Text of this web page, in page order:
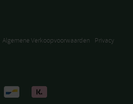
Algemene Verkoopvoorwaarden
Privacy